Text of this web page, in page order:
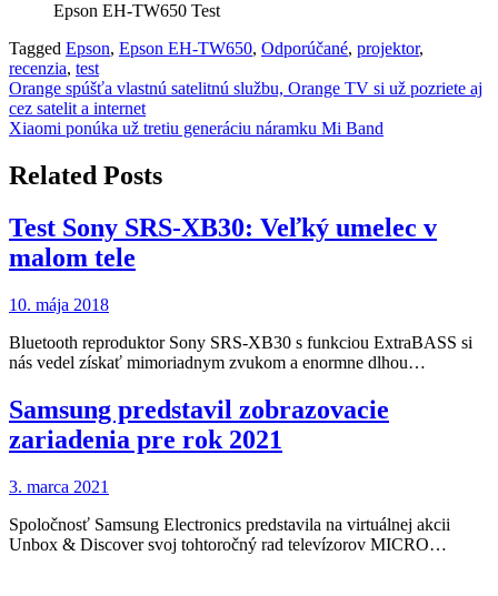
Epson EH-TW650 Test
Tagged Epson, Epson EH-TW650, Odporúčané, projektor,
recenzia, test
Navigácia
v
Orange spúšťa vlastnú satelitnú službu, Orange TV si už pozriete aj
cez satelit a internet
Xiaomi ponúka už tretiu generáciu náramku Mi Band
Related Posts
Test Sony SRS-XB30: Veľký umelec v
malom tele
10. mája 2018
Bluetooth reproduktor Sony SRS-XB30 s funkciou ExtraBASS si
nás vedel získať mimoriadnym zvukom a enormne dlhou…
Samsung predstavil zobrazovacie
zariadenia pre rok 2021
3. marca 2021
Spoločnosť Samsung Electronics predstavila na virtuálnej akcii
Unbox & Discover svoj tohtoročný rad televízorov MICRO…